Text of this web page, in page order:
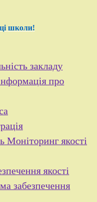
школи!
закладу
про
Моніторинг якості
якості
забезпечення